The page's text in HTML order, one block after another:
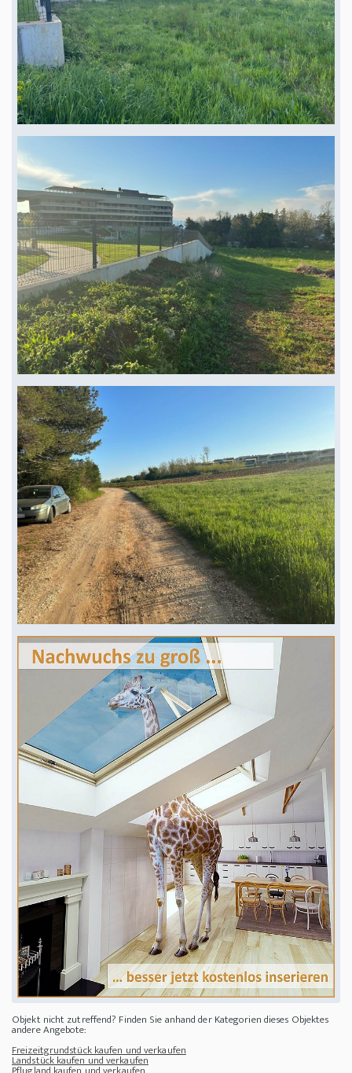
Objekt nicht zutreffend? Finden Sie anhand der Kategorien dieses Objektes
andere Angebote:
Freizeitgrundstück kaufen und verkaufen
Landstück kaufen und verkaufen